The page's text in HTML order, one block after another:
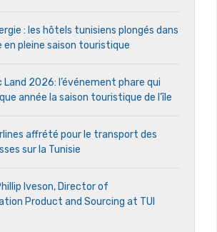
: les hôtels tunisiens plongés dans
en pleine saison touristique
Land 2026: l’événement phare qui
année la saison touristique de l’île
affrété pour le transport des
sur la Tunisie
Iveson, Director of
Product and Sourcing at TUI